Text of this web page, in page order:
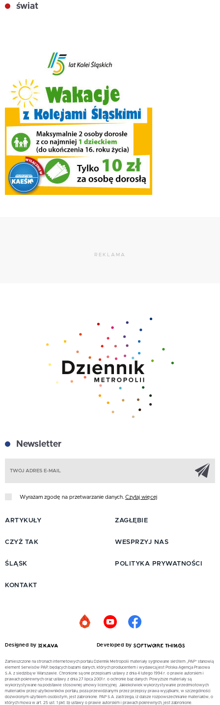
świat
REKLAMA
Newsletter
Wyrażam zgodę na przetwarzanie danych. Czytaj więcej
ARTYKUŁY
CZYŻ TAK
ŚLĄSK
ZAGŁĘBIE
WESPRZYJ NAS
POLITYKA PRYWATNOŚCI
KONTAKT
Designed by Developed by
Zamieszczone na stronach internetowych portalu Dziennik Metropolii materiały sygnowane skrótem „PAP” stanowią
element Serwisów PAP, będących bazami danych, których producentem i wydawcą jest Polska Agencja Prasowa
S.A. z siedzibą w Warszawie. Chronione są one przepisami ustawy z dnia 4 lutego 1994 r. o prawie autorskim i
prawach pokrewnych oraz ustawy z dnia 27 lipca 2001 r. o ochronie baz danych. Powyższe materiały są
wykorzystywane na podstawie stosownej umowy licencyjnej. Jakiekolwiek wykorzystywanie przedmiotowych
materiałów przez użytkowników portalu, poza przewidzianymi przez przepisy prawa wyjątkami, w szczególności
dozwolonym użytkiem osobistym, jest zabronione. PAP S.A. zastrzega, iż dalsze rozpowszechnianie materiałów, o
których mowa w art. 25 ust. 1 pkt. b) ustawy o prawie autorskim i prawach pokrewnych, jest zabronione.